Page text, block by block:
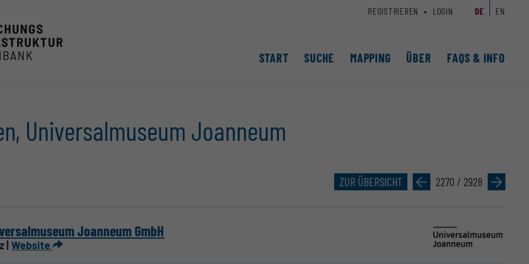
START SUCHE MAPPING ÜBER FAQS & INFO
REGISTRIEREN LOGIN DE EN
Universalmuseum Joanneum
ZUR ÜBERSICHT » 2270 / 2928 »
Joanneum GmbH
|Website